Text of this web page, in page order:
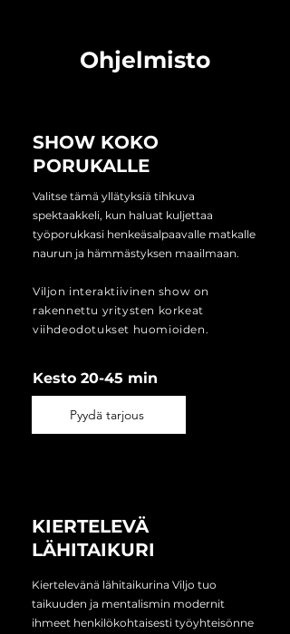
Ohjelmisto
SHOW KOKO
PORUKALLE
Valitse tämä yllätyksiä tihkuva
spektaakkeli, kun haluat kuljettaa
työporukkasi henkeäsalpaavalle matkalle
naurun ja hämmästyksen maailmaan.
Viljon interaktiivinen show on
rakennettu yritysten korkeat
viihdeodotukset huomioiden.
Kesto 20-45 min
Pyydä tarjous
KIERTELEVÄ
LÄHITAIKURI
Kiertelevänä lähitaikurina Viljo tuo
taikuuden ja mentalismin modernit
ihmeet henkilökohtaisesti työyhteisönne